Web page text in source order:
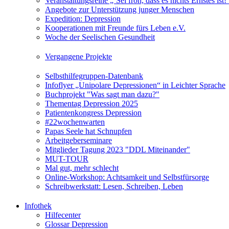
Angebote zur Unterstützung junger Menschen
Expedition: Depression
Kooperationen mit Freunde fürs Leben e.V.
Woche der Seelischen Gesundheit
Vergangene Projekte
Selbsthilfegruppen-Datenbank
Infoflyer „Unipolare Depressionen“ in Leichter Sprache
Buchprojekt "Was sagt man dazu?"
Thementag Depression 2025
Patientenkongress Depression
#22wochenwarten
Papas Seele hat Schnupfen
Arbeitgeberseminare
Mitglieder Tagung 2023 "DDL Miteinander"
MUT-TOUR
Mal gut, mehr schlecht
Online-Workshop: Achtsamkeit und Selbstfürsorge
Schreibwerkstatt: Lesen, Schreiben, Leben
Infothek
Hilfecenter
Glossar Depression